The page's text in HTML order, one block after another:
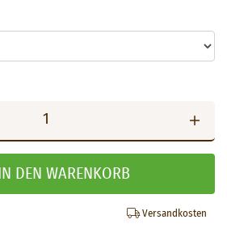
IN DEN WARENKORB
Versandkosten